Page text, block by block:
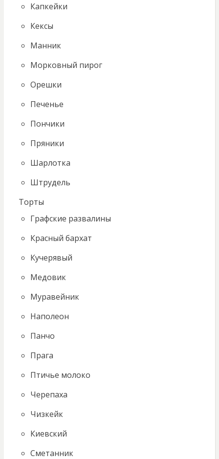
Капкейки
Кексы
Манник
Морковный пирог
Орешки
Печенье
Пончики
Пряники
Шарлотка
Штрудель
Торты
Графские развалины
Красный бархат
Кучерявый
Медовик
Муравейник
Наполеон
Панчо
Прага
Птичье молоко
Черепаха
Чизкейк
Киевский
Сметанник